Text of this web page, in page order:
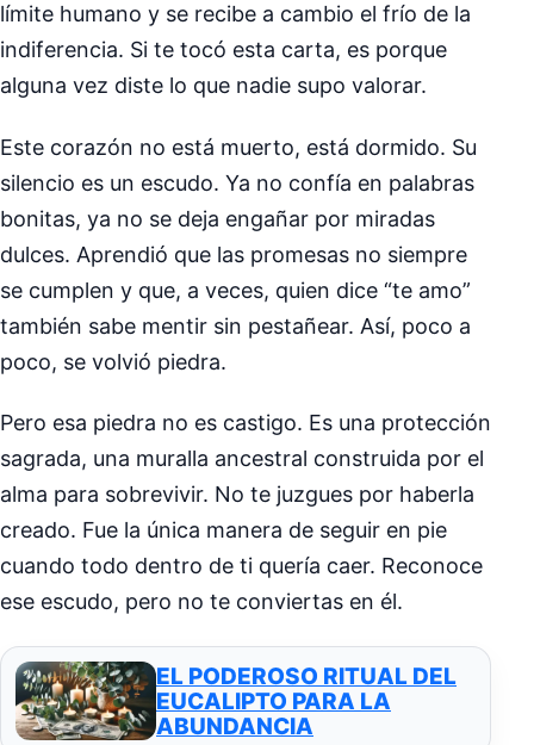
límite humano y se recibe a cambio el frío de la
indiferencia. Si te tocó esta carta, es porque
alguna vez diste lo que nadie supo valorar.
Este corazón no está muerto, está dormido. Su
silencio es un escudo. Ya no confía en palabras
bonitas, ya no se deja engañar por miradas
dulces. Aprendió que las promesas no siempre
se cumplen y que, a veces, quien dice “te amo”
también sabe mentir sin pestañear. Así, poco a
poco, se volvió piedra.
Pero esa piedra no es castigo. Es una protección
sagrada, una muralla ancestral construida por el
alma para sobrevivir. No te juzgues por haberla
creado. Fue la única manera de seguir en pie
cuando todo dentro de ti quería caer. Reconoce
ese escudo, pero no te conviertas en él.
EL PODEROSO RITUAL DEL
EUCALIPTO PARA LA
ABUNDANCIA